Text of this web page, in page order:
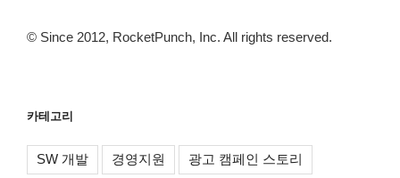
© Since 2012, RocketPunch, Inc. All rights reserved.
카테고리
SW 개발 경영지원 광고 캠페인 스토리